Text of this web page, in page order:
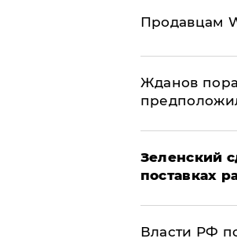
Продавцам
Жданов
Зеленский
поставках
Власти РФ